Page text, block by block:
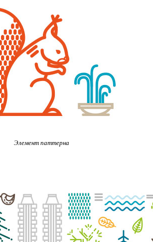
Элемент паттерна